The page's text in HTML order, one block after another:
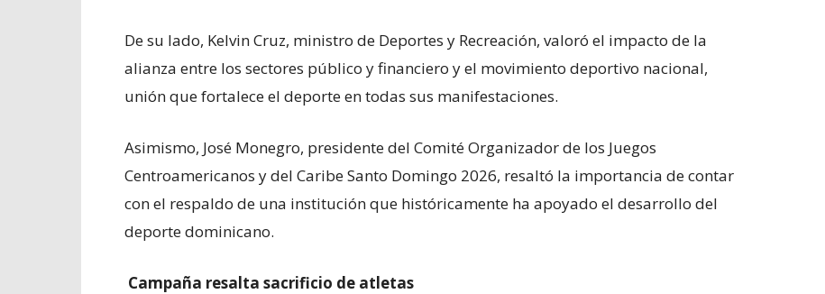
De su lado, Kelvin Cruz, ministro de Deportes y Recreación, valoró el impacto de la
alianza entre los sectores público y financiero y el movimiento deportivo nacional,
unión que fortalece el deporte en todas sus manifestaciones.
Asimismo, José Monegro, presidente del Comité Organizador de los Juegos
Centroamericanos y del Caribe Santo Domingo 2026, resaltó la importancia de contar
con el respaldo de una institución que históricamente ha apoyado el desarrollo del
deporte dominicano.
Campaña resalta sacrificio de atletas